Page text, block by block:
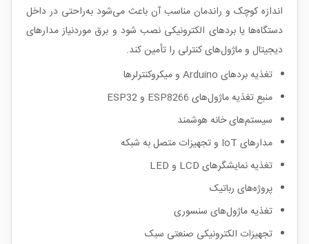
اندازه کوچک و راندمان مناسب آن باعث می‌شود به‌راحتی در داخل
دستگاه‌ها یا بردهای الکترونیکی نصب شود و برق موردنیاز مدارهای
دیجیتال و ماژول‌های کنترلی را تأمین کند.
تغذیه بردهای Arduino و میکروکنترلرها
منبع تغذیه ماژول‌های ESP8266 و ESP32
سیستم‌های خانه هوشمند
مدارهای IoT و تجهیزات متصل به شبکه
تغذیه نمایشگرهای LCD و LED
پروژه‌های رباتیک
تغذیه ماژول‌های سنسوری
تجهیزات الکترونیکی صنعتی سبک